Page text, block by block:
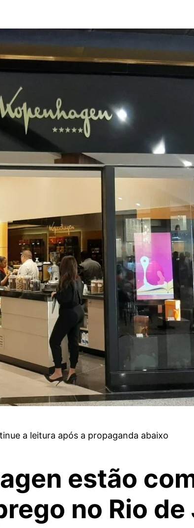
a leitura após a propaganda abaixo
estão
no Rio de